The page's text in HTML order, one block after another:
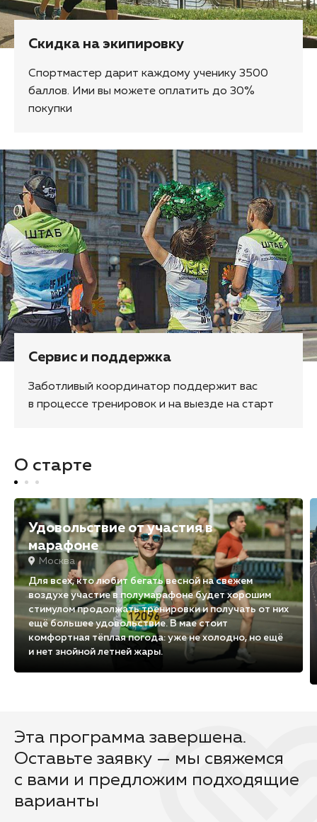
Скидка на экипировку
Спортмастер дарит каждому ученику 3500
баллов. Ими вы можете оплатить до 30%
покупки
Сервис и поддержка
Заботливый координатор поддержит вас
в процессе тренировок и на выезде на старт
О старте
Удовольствие от участия в
марафоне
Москва
Для всех, кто любит бегать весной на свежем
воздухе участие в полумарафоне будет хорошим
стимулом продолжать тренировки и получать от них
ещё большее удовольствие. В мае стоит
комфортная тёплая погода: уже не холодно, но ещё
и нет знойной летней жары.
Эта программа завершена.
Оставьте заявку — мы свяжемся
с вами и предложим подходящие
варианты